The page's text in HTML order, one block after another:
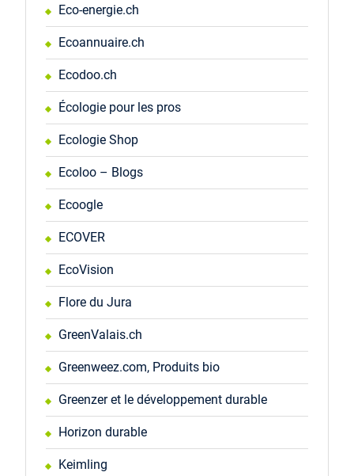
Eco-energie.ch
Ecoannuaire.ch
Ecodoo.ch
Écologie pour les pros
Ecologie Shop
Ecoloo – Blogs
Ecoogle
ECOVER
EcoVision
Flore du Jura
GreenValais.ch
Greenweez.com, Produits bio
Greenzer et le développement durable
Horizon durable
Keimling